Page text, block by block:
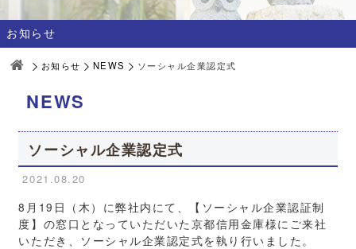
お知らせ
お知らせ NEWS ソーシャル企業認定式
NEWS
ソーシャル企業認定式
2021.08.20
8月19日（木）に弊社内にて、【ソーシャル企業認証制
度】の窓口となっていただいた京都信用金庫様にご来社
いただき、ソーシャル企業認定式を執り行いました。